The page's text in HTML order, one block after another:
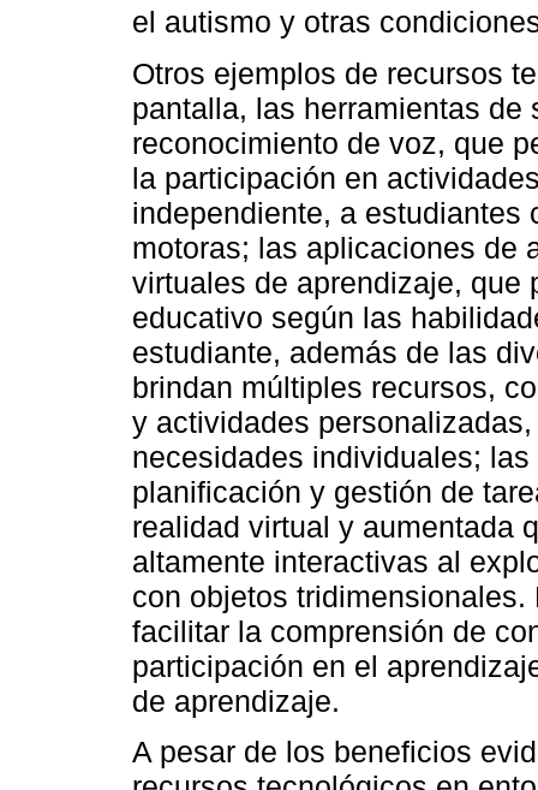
el autismo y otras
Otros ejemplos de recursos
pantalla, las herramientas
reconocimiento de voz, que
la participación en
independiente, a
motoras; las aplicaciones de
virtuales de aprendizaje, que
educativo según las
estudiante, además de las
brindan múltiples recursos,
y actividades
necesidades individuales;
planificación y gestión de
realidad virtual y aumentada
altamente interactivas al
con objetos
facilitar la comprensión de
participación en el
de aprendizaje.
A pesar de los beneficios